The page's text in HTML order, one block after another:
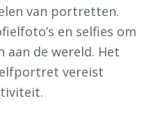
van portretten.
en selfies om
aan de wereld. Het
vereist